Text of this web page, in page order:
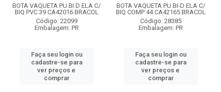
BOTA VAQUETA PU BI D ELA C/
BIQ PVC 39 CA42016 BRACOL
Código: 22099
Embalagem: PR
Faça seu login ou
cadastre-se para
ver preços e
comprar
BOTA VAQUETA PU BI-D ELA C/
BIQ COMP 44 CA42165 BRACOL
Código: 28385
Embalagem: PR
Faça seu login ou
cadastre-se para
ver preços e
comprar